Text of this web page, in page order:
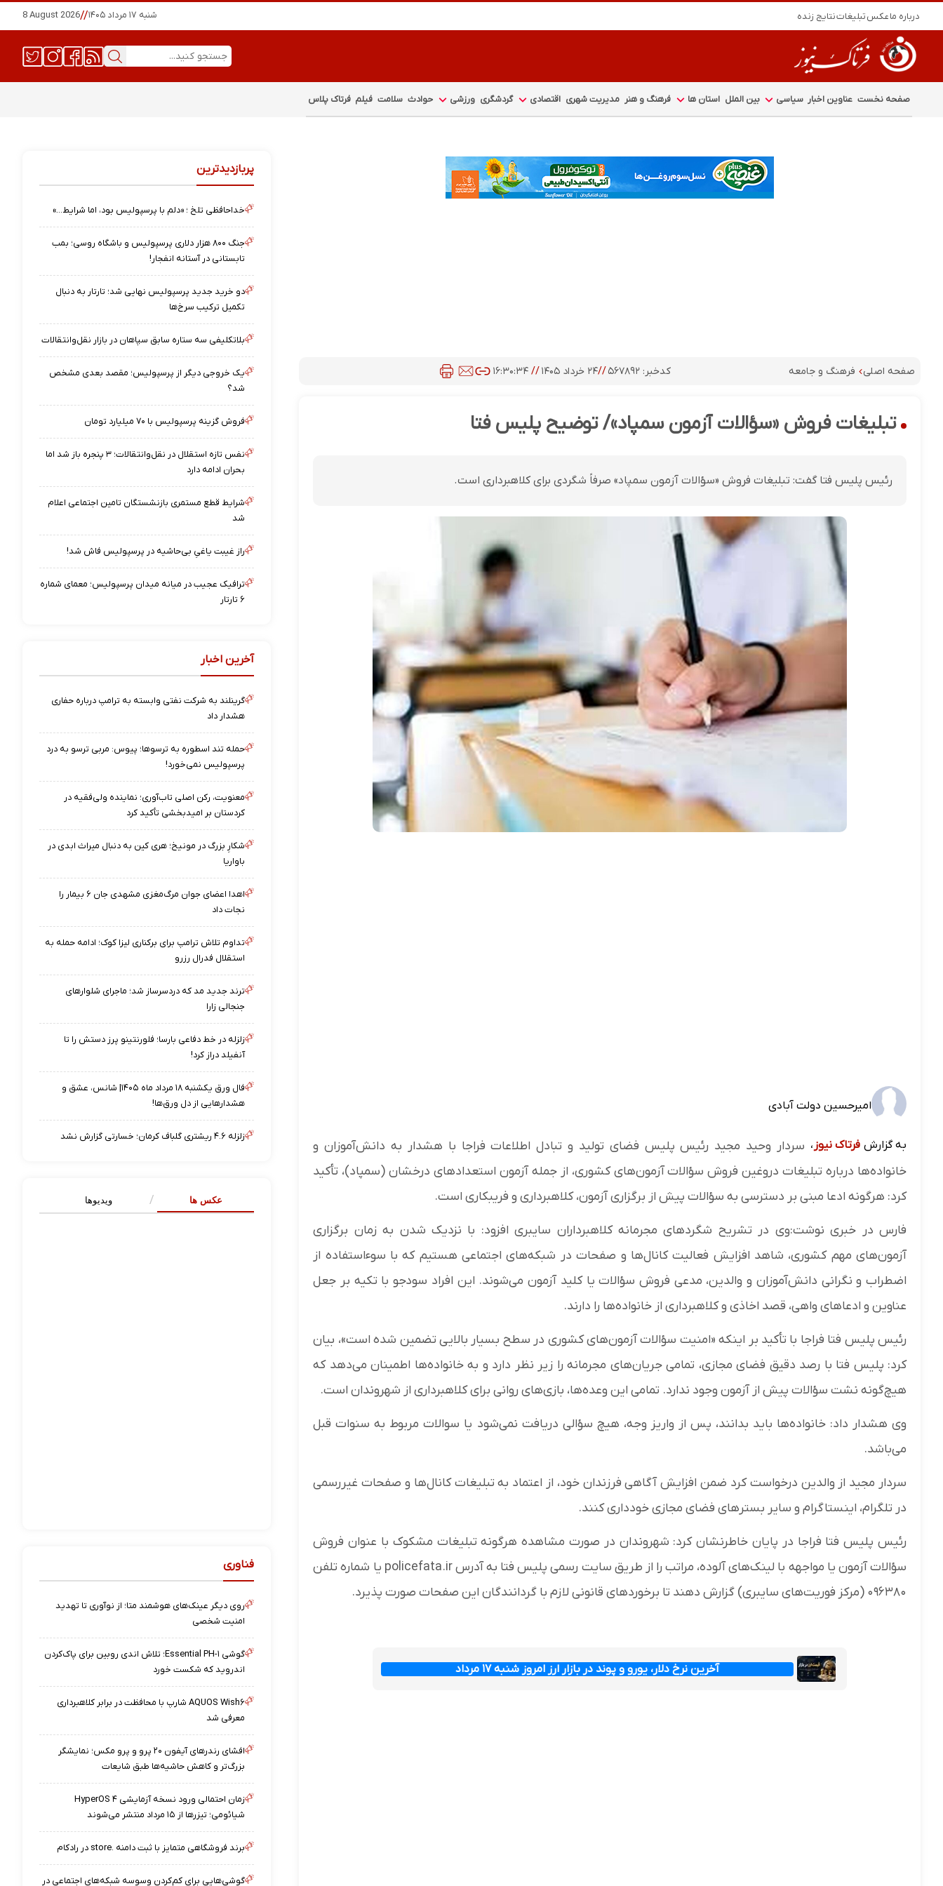
درباره ماعکستبلیغاتنتایج زنده شنبه ۱۷ مرداد ۱۴۰۵ //
8 August 2026
صفحه نخست عناوین اخبار سیاسی بین الملل استان ها فرهنگ و هنر مدیریت شهری اقتصادی گردشگری ورزشی حوادث سلامت فیلم فرتاک پلاس
صفحه اصلی فرهنگ و جامعه کدخبر: ۵۶۷۸۹۲ //۲۴ خرداد ۱۴۰۵ // ۱۶:۳۰:۳۴
تبلیغات فروش «سؤالات آزمون سمپاد»/ توضیح پلیس فتا
رئیس پلیس فتا گفت: تبلیغات فروش «سؤالات آزمون سمپاد» صرفاً شگردی برای کلاهبرداری است.
امیرحسین دولت آبادی
به گزارش فرتاک نیوز ، سردار وحید مجید رئیس پلیس فضای تولید و تبادل اطلاعات فراجا با هشدار به دانش‌آموزان و
خانواده‌ها درباره تبلیغات دروغین فروش سؤالات آزمون‌های کشوری، از جمله آزمون استعدادهای درخشان (سمپاد)، تأکید
کرد: هرگونه ادعا مبنی بر دسترسی به سؤالات پیش از برگزاری آزمون، کلاهبرداری و فریبکاری است.
فارس در خبری نوشت:وی در تشریح شگردهای مجرمانه کلاهبرداران سایبری افزود: با نزدیک شدن به زمان برگزاری
آزمون‌های مهم کشوری، شاهد افزایش فعالیت کانال‌ها و صفحات در شبکه‌های اجتماعی هستیم که با سوءاستفاده از
اضطراب و نگرانی دانش‌آموزان و والدین، مدعی فروش سؤالات یا کلید آزمون می‌شوند. این افراد سودجو با تکیه بر جعل
عناوین و ادعاهای واهی، قصد اخاذی و کلاهبرداری از خانواده‌ها را دارند.
رئیس پلیس فتا فراجا با تأکید بر اینکه «امنیت سؤالات آزمون‌های کشوری در سطح بسیار بالایی تضمین شده است»، بیان
کرد: پلیس فتا با رصد دقیق فضای مجازی، تمامی جریان‌های مجرمانه را زیر نظر دارد و به خانواده‌ها اطمینان می‌دهد که
هیچ‌گونه نشت سؤالات پیش از آزمون وجود ندارد. تمامی این وعده‌ها، بازی‌های روانی برای کلاهبرداری از شهروندان است.
وی هشدار داد: خانواده‌ها باید بدانند، پس از واریز وجه، هیچ سؤالی دریافت نمی‌شود یا سوالات مربوط به سنوات قبل
می‌باشد.
سردار مجید از والدین درخواست کرد ضمن افزایش آگاهی فرزندان خود، از اعتماد به تبلیغات کانال‌ها و صفحات غیررسمی
در تلگرام، اینستاگرام و سایر بسترهای فضای مجازی خودداری کنند.
رئیس پلیس فتا فراجا در پایان خاطرنشان کرد: شهروندان در صورت مشاهده هرگونه تبلیغات مشکوک با عنوان فروش
سؤالات آزمون یا مواجهه با لینک‌های آلوده، مراتب را از طریق سایت رسمی پلیس فتا به آدرس policefata.ir یا شماره تلفن
۰۹۶۳۸۰ (مرکز فوریت‌های سایبری) گزارش دهند تا برخوردهای قانونی لازم با گردانندگان این صفحات صورت پذیرد.
آخرین نرخ دلار، یورو و پوند در بازار ارز امروز شنبه ۱۷ مرداد
پربازدیدترین
خداحافظی تلخ ؛ «دلم با پرسپولیس بود، اما شرایط…»
جنگ ۸۰۰ هزار دلاری پرسپولیس و باشگاه روسی؛ بمب
تابستانی در آستانه انفجار!
دو خرید جدید پرسپولیس نهایی شد؛ تارتار به دنبال
تکمیل ترکیب سرخ‌ها
بلاتکلیفی سه ستاره سابق سپاهان در بازار نقل‌وانتقالات
یک خروجی دیگر از پرسپولیس؛ مقصد بعدی مشخص
شد؟
فروش گزینه پرسپولیس با ۷۰ میلیارد تومان
نفس تازه استقلال در نقل‌وانتقالات؛ ۳ پنجره باز شد اما
بحران ادامه دارد
شرایط قطع مستمری بازنشستگان تامین اجتماعی اعلام
شد
راز غیبت یاغیِ بی‌حاشیه در پرسپولیس فاش شد!
ترافیک عجیب در میانه میدان پرسپولیس؛ معمای شماره
۶ تارتار
آخرین اخبار
گرینلند به شرکت نفتی وابسته به ترامپ درباره حفاری
هشدار داد
حمله تند اسطوره به ترسوها؛ پیوس: مربی ترسو به درد
پرسپولیس نمی‌خورد!
معنویت، رکن اصلی تاب‌آوری؛ نماینده ولی‌فقیه در
کردستان بر امیدبخشی تأکید کرد
شکارِ بزرگ در مونیخ؛ هری کین به دنبال میراث ابدی در
باواریا
اهدا اعضای جوان مرگ‌مغزی مشهدی جان ۶ بیمار را
نجات داد
تداوم تلاش ترامپ برای برکناری لیزا کوک؛ ادامه حمله به
استقلال فدرال رزرو
ترند جدید مد که دردسرساز شد؛ ماجرای شلوارهای
جنجالی زارا
زلزله در خط دفاعی بارسا؛ فلورنتینو پرز دستش را تا
آنفیلد دراز کرد!
فال ورق یکشنبه ۱۸ مرداد ماه ۱۴۰۵| شانس، عشق و
هشدارهایی از دل ورق‌ها!
زلزله ۴.۶ ریشتری گلباف کرمان؛ خسارتی گزارش نشد
عکس ها ویدیوها
فناوری
روی دیگر عینک‌های هوشمند متا؛ از نوآوری تا تهدید
امنیت شخصی
گوشی Essential PH-۱؛ تلاش اندی روبین برای پاک‌کردن
اندروید که شکست خورد
AQUOS Wish۶ شارپ با محافظت در برابر کلاهبرداری
معرفی شد
افشای رندرهای آیفون ۲۰ پرو و پرو مکس؛ نمایشگر
بزرگ‌تر و کاهش حاشیه‌ها طبق شایعات
زمان احتمالی ورود نسخه آزمایشی HyperOS ۴
شیائومی؛ تیزرها از ۱۵ مرداد منتشر می‌شوند
برند فروشگاهی متمایز با ثبت دامنه .store در رادکام
گوشی‌هایی برای کم‌کردن وسوسه شبکه‌های اجتماعی در